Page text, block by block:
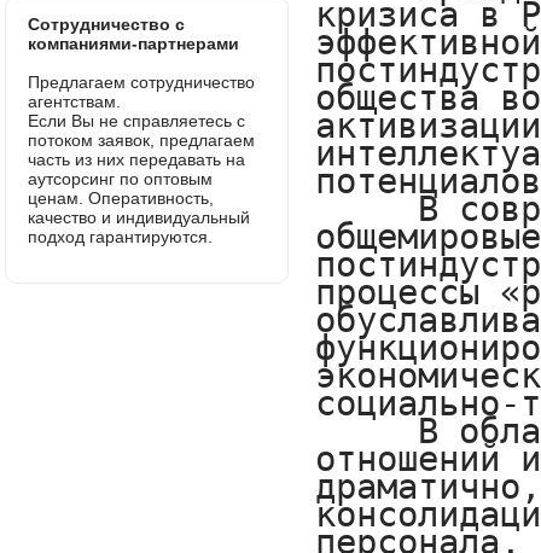
Сотрудничество с
компаниями-партнерами
Предлагаем сотрудничество
агентствам.
Если Вы не справляетесь с
потоком заявок, предлагаем
часть из них передавать на
аутсорсинг по оптовым
ценам. Оперативность,
качество и индивидуальный
подход гарантируются.